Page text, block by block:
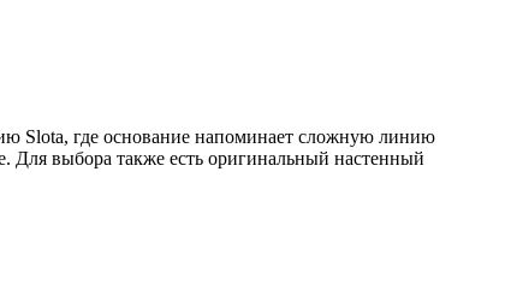
Slota, где основание напоминает сложную линию
Для выбора также есть оригинальный настенный